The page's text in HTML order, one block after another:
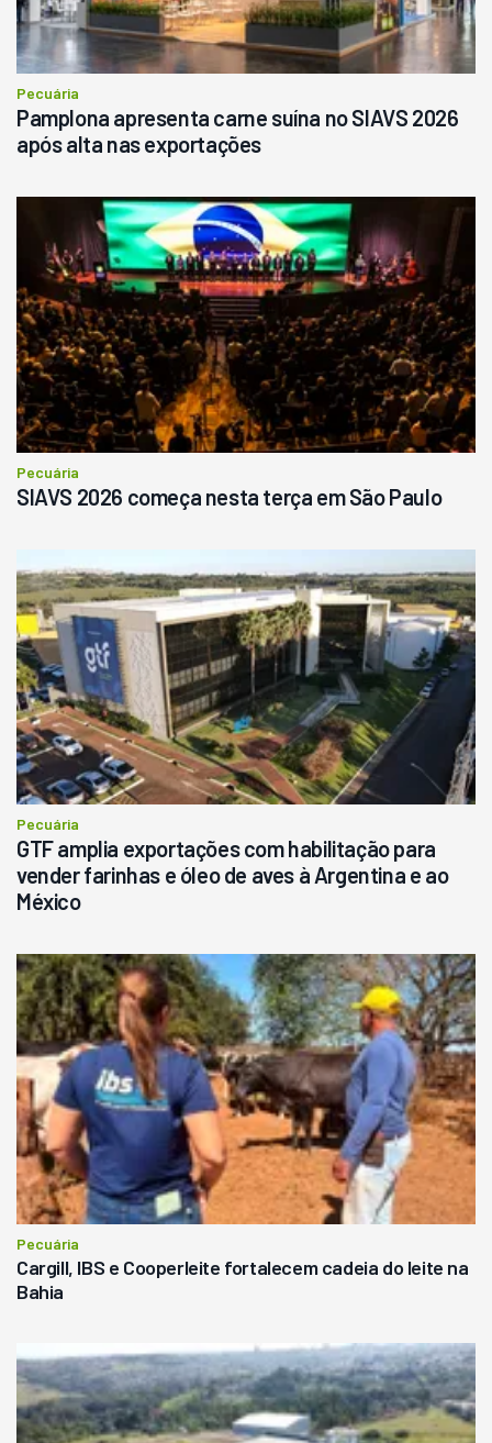
Pecuária
Pamplona apresenta carne suína no SIAVS 2026
após alta nas exportações
Pecuária
SIAVS 2026 começa nesta terça em São Paulo
Pecuária
GTF amplia exportações com habilitação para
vender farinhas e óleo de aves à Argentina e ao
México
Pecuária
Cargill, IBS e Cooperleite fortalecem cadeia do leite na
Bahia